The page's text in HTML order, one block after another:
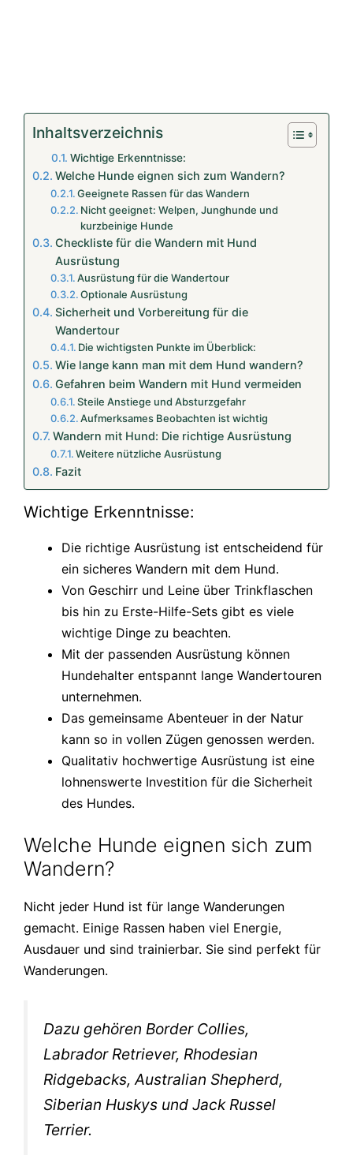
Inhaltsverzeichnis
Wichtige Erkenntnisse:
Welche Hunde eignen sich zum Wandern?
Geeignete Rassen für das Wandern
Nicht geeignet: Welpen, Junghunde und
kurzbeinige Hunde
Checkliste für die Wandern mit Hund
Ausrüstung
Ausrüstung für die Wandertour
Optionale Ausrüstung
Sicherheit und Vorbereitung für die
Wandertour
Die wichtigsten Punkte im Überblick:
Wie lange kann man mit dem Hund wandern?
Gefahren beim Wandern mit Hund vermeiden
Steile Anstiege und Absturzgefahr
Aufmerksames Beobachten ist wichtig
Wandern mit Hund: Die richtige Ausrüstung
Weitere nützliche Ausrüstung
Fazit
Wichtige Erkenntnisse:
Die richtige Ausrüstung ist entscheidend für
ein sicheres Wandern mit dem Hund.
Von Geschirr und Leine über Trinkflaschen
bis hin zu Erste-Hilfe-Sets gibt es viele
wichtige Dinge zu beachten.
Mit der passenden Ausrüstung können
Hundehalter entspannt lange Wandertouren
unternehmen.
Das gemeinsame Abenteuer in der Natur
kann so in vollen Zügen genossen werden.
Qualitativ hochwertige Ausrüstung ist eine
lohnenswerte Investition für die Sicherheit
des Hundes.
Welche Hunde eignen sich zum
Wandern?
Nicht jeder Hund ist für lange Wanderungen
gemacht. Einige Rassen haben viel Energie,
Ausdauer und sind trainierbar. Sie sind perfekt für
Wanderungen.
Dazu gehören Border Collies,
Labrador Retriever, Rhodesian
Ridgebacks, Australian Shepherd,
Siberian Huskys und Jack Russel
Terrier.